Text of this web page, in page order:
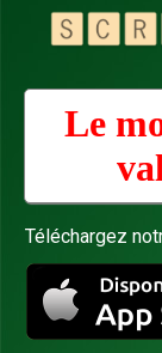
Le
Téléchargez